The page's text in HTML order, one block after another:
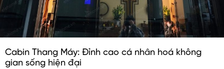
Cabin Thang Máy: Đỉnh cao cá nhân hoá không
gian sống hiện đại